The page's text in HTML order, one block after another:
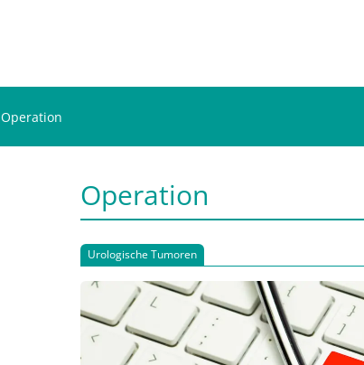
Operation
Operation
Urologische Tumoren